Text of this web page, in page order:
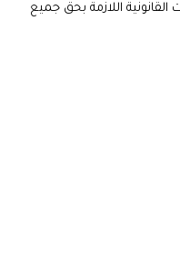
القانونية اللازمة بحق جميع